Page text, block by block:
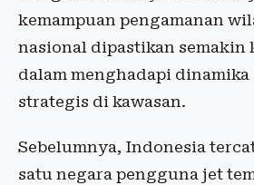
kemampuan pengamanan
nasional dipastikan semakin
dalam menghadapi dinamika
strategis di kawasan.
Sebelumnya, Indonesia
satu negara pengguna jet